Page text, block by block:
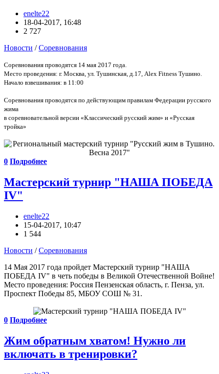
enelte22
18-04-2017, 16:48
2 727
Новости /Соревнования
Соревнования проводятся 14 мая 2017 года.
Место проведения: г. Москва, ул. Тушинская, д.17, Alex Fitness Тушино.
Начало взвешивания: в 11:00
Соревнования проводятся по действующим правилам Федерации русского
жима
в соревновательной версии «Классический русский жим» и «Русская
тройка»
0 Подробнее
Мастерский турнир "НАША ПОБЕДА
IV"
enelte22
15-04-2017, 10:47
1 544
Новости /Соревнования
14 Мая 2017 года пройдет Мастерский турнир "НАША
ПОБЕДА IV" в четь победы в Великой Отечественной Войне!
Место проведения: Россия Пензенская область, г. Пенза, ул.
Проспект Победы 85, МБОУ СОШ № 31.
0 Подробнее
Жим обратным хватом! Нужно ли
включать в тренировки?